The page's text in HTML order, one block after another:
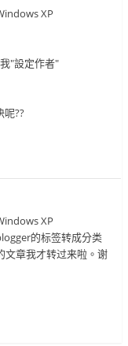
XP
"設定作者"
呢??
XP
的标签转成分类
文章我才转过来啦。谢